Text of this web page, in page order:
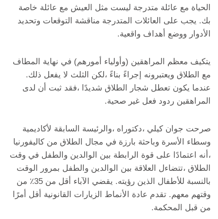
الحياة مع عائلة متدرجة ليست مثل العيش مع عائلة خاصة
بك. يجب على العائلات المتدرجة مناقشة التوقعات وتحديد
الأدوار ووضع أهداف واقعية.
يتكيف معظم المراهقين (وأولياء أمورهم) في نهاية المطاف
مع الطلاق ويعتبرونه إجراءً بناءً ،لكن الثلث لا يفعل ذلك.
عندما يكون تعطل شجار الطلاق شديدًا ،فقد ثبت أن لدى
المراهقين ردود فعل غير صحية.
صرحت جوان كيلي ،دكتوراه ،والرئيسة السابقة لأكاديمية
وسطاء الأسرة وباحثة بارزة في مجال الطلاق من كاليفورنيا
،أنه اعتمادًا على قوة الرابطة بين الوالدين والطفل في وقت
الطلاق ،تتضاءل العلاقة بين الوالدين والطفل بمرور الوقت
بالنسبة للأطفال الذين رؤيته. يقضي الآباء أقل من 35٪ من
وقتهم معهم. تقدم عادة الأنماط الزيارات القانونية أقل أمرًا
من قبل المحكمة.